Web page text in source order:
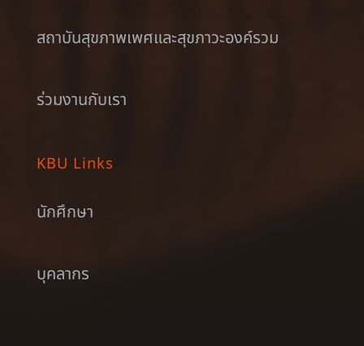
สถาบันสุขภาพเพศและสุขภาวะองค์รวม
ร่วมงานกับเรา
KBU Links
นักศึกษา
บุคลากร